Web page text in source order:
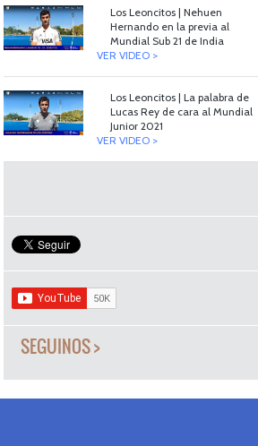
Los Leoncitos | Nehuen
Hernando en la previa al
Mundial Sub 21 de India
VER VIDEO >
Los Leoncitos | La palabra de
Lucas Rey de cara al Mundial
Junior 2021
VER VIDEO >
SEGUINOS >